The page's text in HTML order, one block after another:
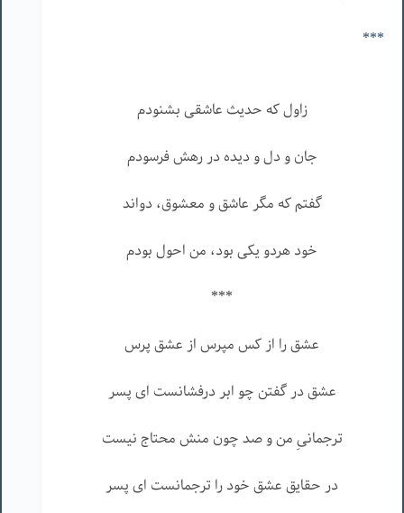
***
زاول که حدیث عاشقی بشنودم
جان و دل و دیده در رهش فرسودم
گفتم که مگر عاشق و معشوق، دواند
خود هردو یکی بود، من احول بودم
***
عشق را از کس مپرس از عشق پرس
عشق در گفتن چو ابر درفشانست ای پسر
ترجمانیِ من و صد چون منش محتاج نيست
در حقايق عشق خود را ترجمانست ای پسر